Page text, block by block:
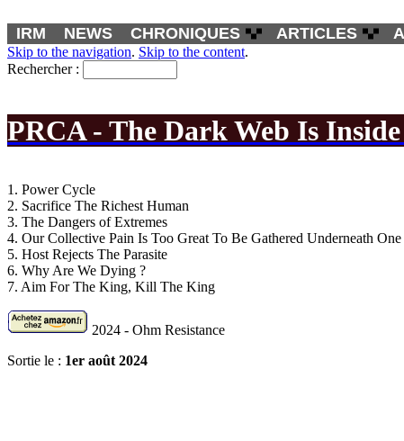
IRM NEWS CHRONIQUES ARTICLES
Skip to the navigation. Skip to the content.
Rechercher :
PRCA - The Dark Web Is
1. Power Cycle
2. Sacrifice The Richest Human
3. The Dangers of Extremes
4. Our Collective Pain Is Too Great To Be Gathered Underneath
5. Host Rejects The Parasite
6. Why Are We Dying ?
7. Aim For The King, Kill The King
2024 - Ohm Resistance
Sortie le : 1er août 2024